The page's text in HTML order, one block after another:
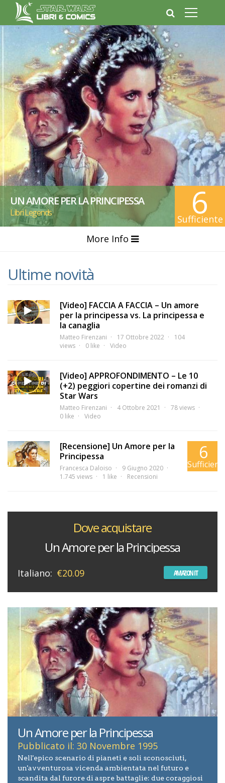
UN AMORE PER LA PRINCIPESSA
Libri Legends 6
Sufficiente
More Info
Ultime novità
[Video] FACCIA A FACCIA – Un amore
per la principessa vs. La principessa e
la canaglia
Matteo Firenzani 17 Ottobre 2022
104
views
0 like Video
[Video] APPROFONDIMENTO – Le 10
(+2) peggiori copertine dei romanzi di
Star Wars
Matteo Firenzani 4 Ottobre 2021
78 views
0 like
Video
[Recensione] Un Amore per la
Principessa
Francesca Daloiso
9 Giugno 2020
1.745 views
1 like Recensioni
6
Dove acquistare
Un Amore per la Principessa
Italiano: €20.09 AMAZON IT
Un Amore per la Principessa
Pubblicato il: 30 Novembre 1995
Nell'epico scenario di pianeti e soli sconosciuti,
un'avventurosa vicenda ambientata nel futuro e
scandita dal furore di aspre battaglie: due coraggiosi